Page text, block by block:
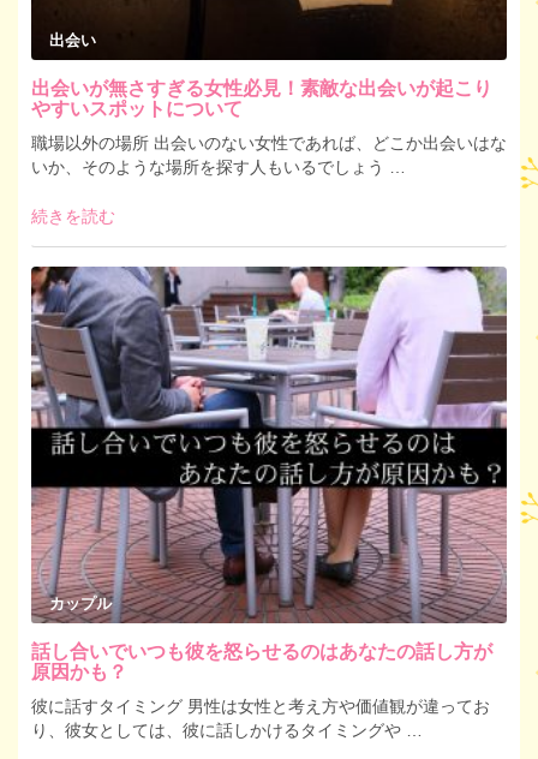
出会い
出会いが無さすぎる女性必見！素敵な出会いが起こり
やすいスポットについて
職場以外の場所 出会いのない女性であれば、どこか出会いはな
いか、そのような場所を探す人もいるでしょう …
続きを読む
カップル
話し合いでいつも彼を怒らせるのはあなたの話し方が
原因かも？
彼に話すタイミング 男性は女性と考え方や価値観が違ってお
り、彼女としては、彼に話しかけるタイミングや …